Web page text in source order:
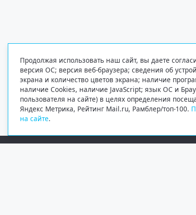
Продолжая использовать наш сайт, вы даете
версия ОС; версия веб-браузера; сведения об
экрана и количество цветов экрана; наличие
наличие Cookies, наличие JavaScript; язык ОС и
пользователя на сайте) в целях определения
Яндекс Метрика, Рейтинг Mail.ru, Рамблер/топ-100.
на сайте.